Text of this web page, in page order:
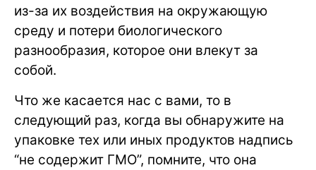
из-за их воздействия на окружающую
среду и потери биологического
разнообразия, которое они влекут за
собой.
Что же касается нас с вами, то в
следующий раз, когда вы обнаружите на
упаковке тех или иных продуктов надпись
“не содержит ГМО”, помните, что она